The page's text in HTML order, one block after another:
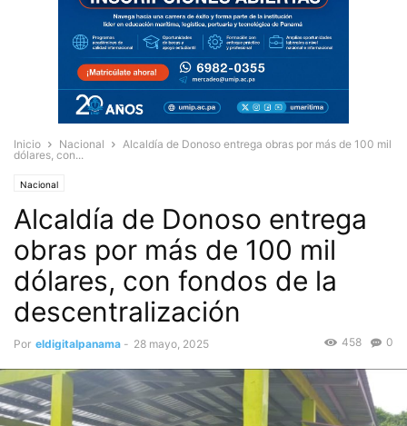
Inicio Nacional
Alcaldía de Donoso entrega obras por más de 100 mil
dólares, con...
Nacional
Alcaldía de Donoso entrega
obras por más de 100 mil
dólares, con fondos de la
descentralización
Por eldigitalpanama - 28 mayo, 2025 0
458